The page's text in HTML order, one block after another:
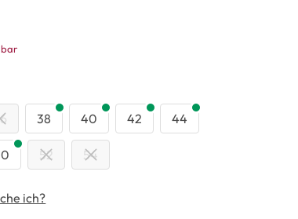
38 40 42 44
52 54
ich?